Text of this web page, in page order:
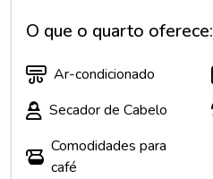
O que o quarto oferece:
Ar-condicionado
Secador de Cabelo
Comodidades para
café